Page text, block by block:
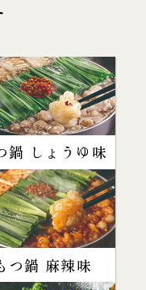
鍋 しょうゆ味
つ鍋 麻辣味